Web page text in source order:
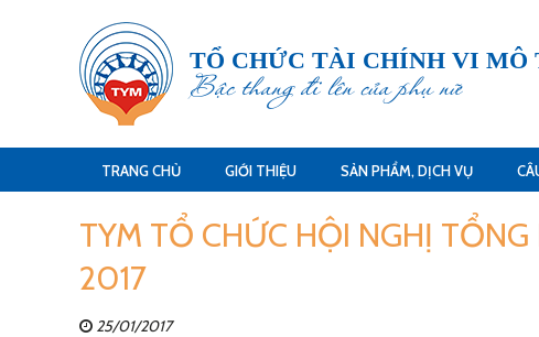
TỔ CHỨC TÀI CHÍNH VI MÔ
Bậc thang đi lên của phụ nữ
TRANG CHỦ GIỚI THIỆU SẢN PHẨM, DỊCH VỤ
TYM TỔ CHỨC HỘI NGHỊ
2017
25/01/2017